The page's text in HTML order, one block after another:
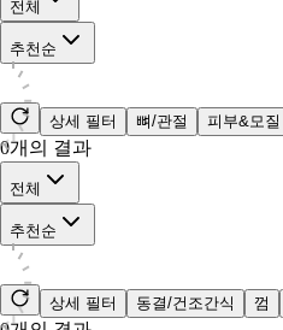
전체
추천순
상세 필터 뼈/관절 피부&모질
0개의 결과
전체
추천순
상세 필터 동결/건조간식 껌